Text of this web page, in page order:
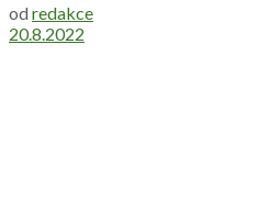
od redakce
20.8.2022